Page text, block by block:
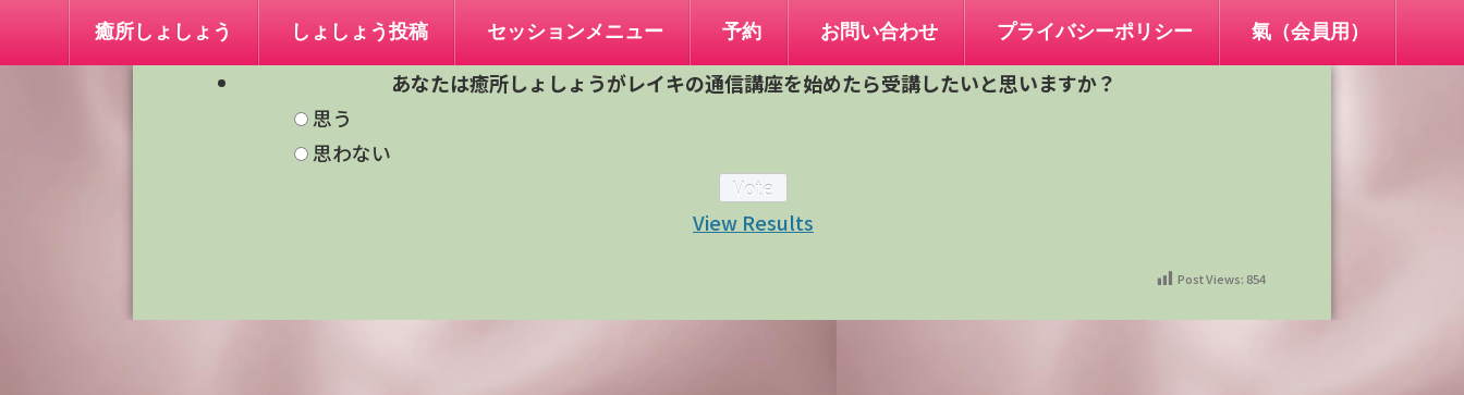
癒所しょしょう しょしょう投稿 セッションメニュー 予約 お問い合わせ プライバシーポリシー 氣（会員用）
あなたは癒所しょしょうがレイキの通信講座を始めたら受講したいと思いますか？
思う
思わない
View Results
Post Views: 854